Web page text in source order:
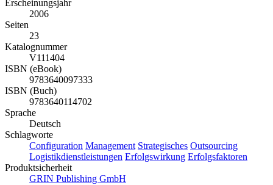
Erscheinungsjahr
2006
Seiten
23
Katalognummer
V111404
ISBN (eBook)
9783640097333
ISBN (Buch)
9783640114702
Sprache
Deutsch
Schlagworte
Configuration Management Strategisches Outsourcing
Logistikdienstleistungen Erfolgswirkung Erfolgsfaktoren
Produktsicherheit
GRIN Publishing GmbH